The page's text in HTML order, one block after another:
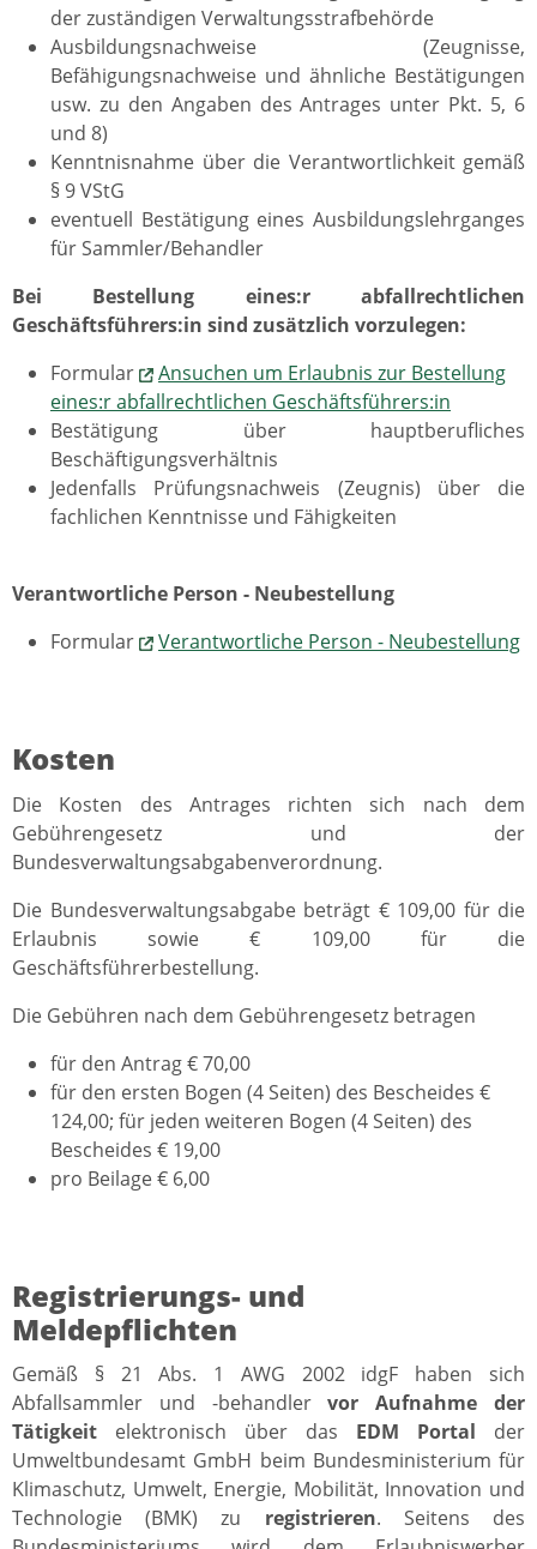
der zuständigen Verwaltungsstrafbehörde
Ausbildungsnachweise (Zeugnisse,
Befähigungsnachweise und ähnliche Bestätigungen
usw. zu den Angaben des Antrages unter Pkt. 5, 6
und 8)
Kenntnisnahme über die Verantwortlichkeit gemäß
§ 9 VStG
eventuell Bestätigung eines Ausbildungslehrganges
für Sammler/Behandler
Bei Bestellung eines:r abfallrechtlichen
Geschäftsführers:in sind zusätzlich vorzulegen:
Formular
Ansuchen um Erlaubnis zur Bestellung
eines:r abfallrechtlichen Geschäftsführers:in
Bestätigung über hauptberufliches
Beschäftigungsverhältnis
Jedenfalls Prüfungsnachweis (Zeugnis) über die
fachlichen Kenntnisse und Fähigkeiten
Verantwortliche Person - Neubestellung
Formular
Verantwortliche Person - Neubestellung
Kosten
Die Kosten des Antrages richten sich nach dem
Gebührengesetz und der
Bundesverwaltungsabgabenverordnung.
Die Bundesverwaltungsabgabe beträgt € 109,00 für die
Erlaubnis sowie € 109,00 für die
Geschäftsführerbestellung.
Die Gebühren nach dem Gebührengesetz betragen
für den Antrag € 70,00
für den ersten Bogen (4 Seiten) des Bescheides €
124,00; für jeden weiteren Bogen (4 Seiten) des
Bescheides € 19,00
pro Beilage € 6,00
Registrierungs- und
Meldepflichten
Gemäß § 21 Abs. 1 AWG 2002 idgF haben sich
Abfallsammler und -behandlervor Aufnahme der
Tätigkeit elektronisch über das EDM Portal der
Umweltbundesamt GmbH beim Bundesministerium für
Klimaschutz, Umwelt, Energie, Mobilität, Innovation und
Technologie (BMK) zu registrieren. Seitens des